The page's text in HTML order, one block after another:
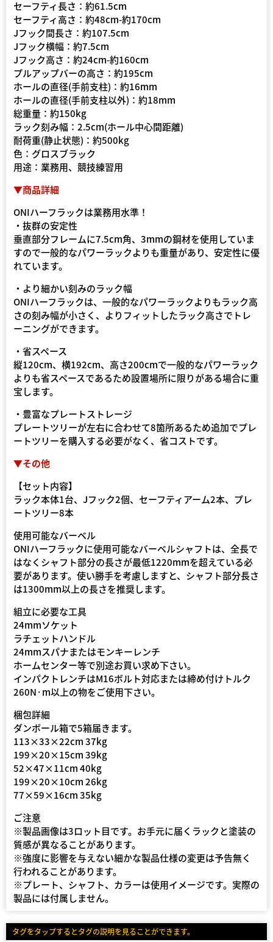
セーフティ長さ：約61.5cm
セーフティ高さ：約48cm-約170cm
Jフック間長さ：約107.5cm
Jフック横幅：約7.5cm
Jフック高さ：約24cm-約160cm
プルアップバーの高さ：約195cm
ホールの直径(手前支柱)：約16mm
ホールの直径(手前支柱以外)：約18mm
総重量：約150kg
ラック刻み幅：2.5cm(ホール中心間距離)
耐荷重(静止状態)：約500kg
色：グロスブラック
用途：業務用、競技練習用
▼商品詳細
ONIハーフラックは業務用水準！
・抜群の安定性
垂直部分フレームに7.5cm角、3mmの鋼材を使用していま
すので一般的なパワーラックよりも重量があり、安定性に優
れています。
・より細かい刻みのラック幅
ONIハーフラックは、一般的なパワーラックよりもラック高
さの刻み幅が小さく、よりフィットしたラック高さでトレ
ーニングができます。
・省スペース
縦120cm、横192cm、高さ200cmで一般的なパワーラック
よりも省スペースであるため設置場所に限りがある場合に重
宝します。
・豊富なプレートストレージ
プレートツリーが左右に合わせて8箇所あるため追加でプレ
ートツリーを購入する必要がなく、省コストです。
▼その他
【セット内容】
ラック本体1台、Jフック2個、セーフティアーム2本、プレ
ートツリー8本
使用可能なバーベル
ONIハーフラックに使用可能なバーベルシャフトは、全長で
はなくシャフト部分の長さが最低1220mmを超えている必
要があります。使い勝手を考慮しますと、シャフト部分長さ
は1300mm以上の長さを推奨します。​
組立に必要な工具
24mmソケット
ラチェットハンドル
24mmスパナまたはモンキーレンチ
ホームセンター等で別途お買い求め下さい。
インパクトレンチはM16ボルト対応または締め付けトルク
260N·m以上の物をご使用下さい。
梱包詳細
ダンボール箱で5箱届きます。
113×33×22cm 37kg
199×20×15cm 39kg
52×47×11cm 40kg
199×20×10cm 26kg
77×59×16cm 35kg
ご注意
※製品画像は3ロット目です。お手元に届くラックと塗装の
質感が異なることがあります。
※強度に影響を与えない細かな製品仕様の変更は予告無く
行われることがあります。
※プレート、シャフト、カラーは使用イメージです。実際の
製品には付属しません。
タグをタップするとタグの説明を見ることができます。